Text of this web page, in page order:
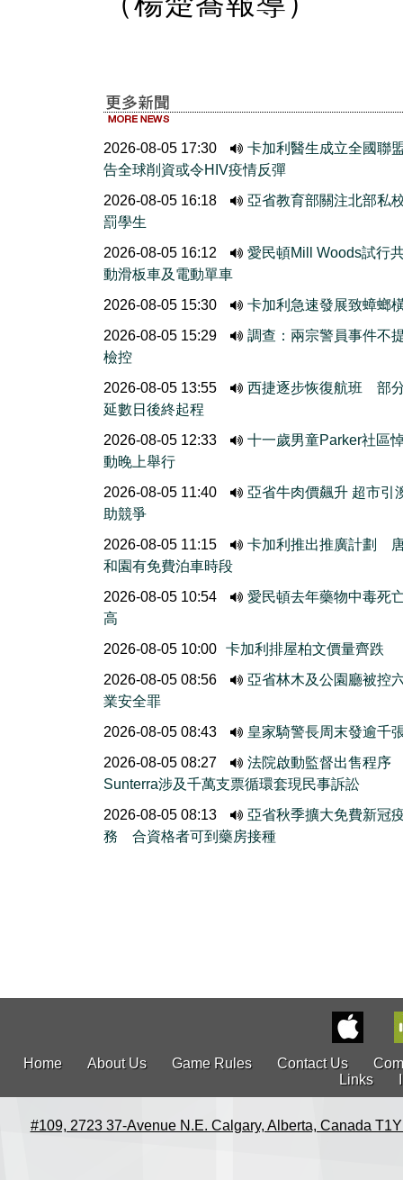
2026-08-05 17:30
卡加利醫生成立全國聯
告全球削資或令HIV疫情反彈
2026-08-05 16:18
亞省教育部關注北部私
罰學生
2026-08-05 16:12
愛民頓Mill Woods試行
動滑板車及電動單車
2026-08-05 15:30
卡加利急速發展致蟑螂
2026-08-05 15:29
調查：兩宗警員事件不
檢控
2026-08-05 13:55
西捷逐步恢復航班 部
延數日後終起程
2026-08-05 12:33
十一歲男童Parker社區
動晚上舉行
2026-08-05 11:40
亞省牛肉價飆升 超市引
助競爭
2026-08-05 11:15
卡加利推出推廣計劃
和園有免費泊車時段
2026-08-05 10:54
愛民頓去年藥物中毒死
高
2026-08-05 10:00 卡加利排屋柏文價量齊跌
2026-08-05 08:56
亞省林木及公園廳被控
業安全罪
2026-08-05 08:43
皇家騎警長周末發逾千
2026-08-05 08:27
法院啟動監督出售程
Sunterra涉及千萬支票循環套現民事訴訟
2026-08-05 08:13
亞省秋季擴大免費新冠
務 合資格者可到藥房接種
Home About Us Game Rules Contact Us
Links
#109, 2723 37-Avenue N.E. Calgary, Alberta, Canada